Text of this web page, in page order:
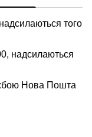
того
надсилаються
Нова Пошта